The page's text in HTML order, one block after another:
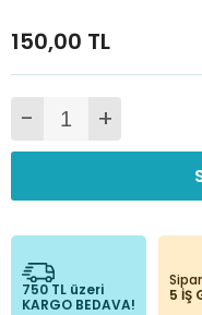
150,00 TL
- +
750 TL üzeri
KARGO BEDAVA!
5 İŞ